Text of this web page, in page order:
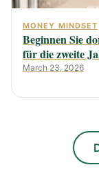
MONEY MINDSET
Beginnen Sie
für die zweite
March 23, 2026